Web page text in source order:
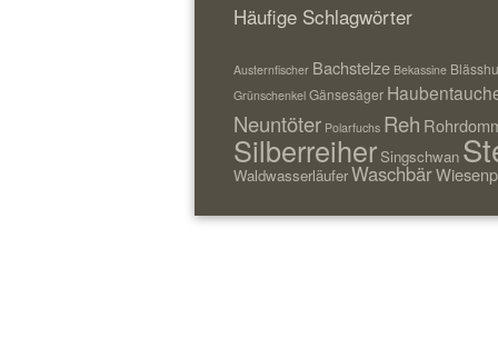
Häufige Schlagwörter
Austernfischer Bachstelze Bekassine
Grünschenkel Gänsesäger
Neuntöter Polarfuchs Reh
Silberreiher Singschwan
WaldwasserläuferWaschbär